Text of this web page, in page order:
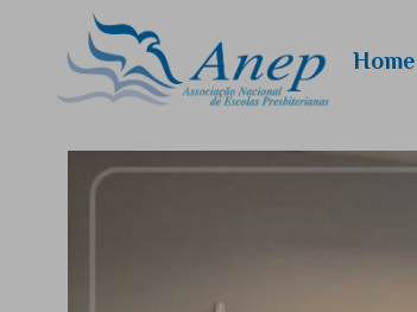
Home